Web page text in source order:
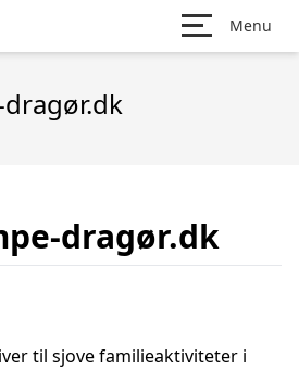
Menu
dragør.dk
til sjove familieaktiviteter i